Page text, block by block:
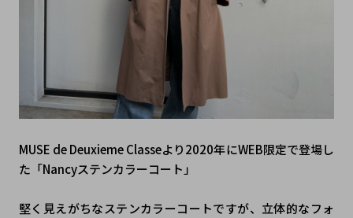
MUSE de Deuxieme Classeより2020年にWEB限定で登場し
た「Nancyステンカラーコート」
堅く見えがちなステンカラーコートですが、立体的なフォ